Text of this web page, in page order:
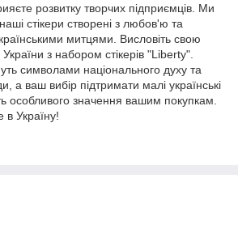
розвитку творчих підприємців. Ми
стікери створені з любов'ю та
митцями. Висловіть свою
з набором стікерів "Liberty".
символами національного духу та
а ваш вибір підтримати малі українські
особливого значення вашим покупкам.
в Україну!